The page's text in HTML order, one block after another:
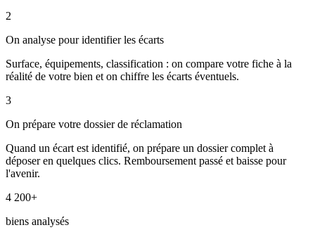
2
On analyse pour identifier les écarts
Surface, équipements, classification : on compare votre fiche à la
réalité de votre bien et on chiffre les écarts éventuels.
3
On prépare votre dossier de réclamation
Quand un écart est identifié, on prépare un dossier complet à
déposer en quelques clics. Remboursement passé et baisse pour
l'avenir.
4 200+
biens analysés